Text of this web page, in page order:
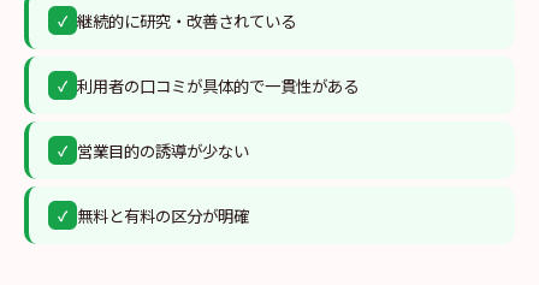
✓ 継続的に研究・改善されている
✓ 利用者の口コミが具体的で一貫性がある
✓ 営業目的の誘導が少ない
✓ 無料と有料の区分が明確